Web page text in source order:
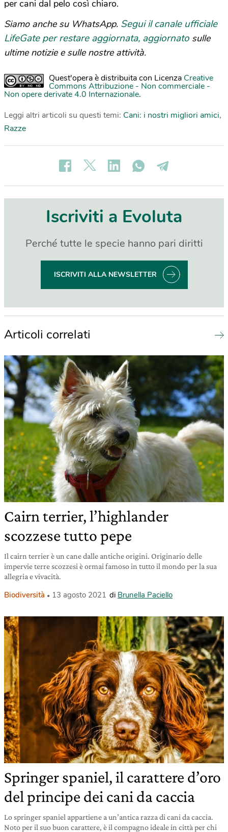
per cani dal pelo così chiaro.
Siamo anche su WhatsApp. Segui il canale ufficiale
LifeGate per restare aggiornata, aggiornato sulle
ultime notizie e sulle nostre attività.
Quest'opera è distribuita con Licenza Creative
Commons Attribuzione - Non commerciale -
Non opere derivate 4.0 Internazionale.
Leggi altri articoli su questi temi: Cani: i nostri migliori amici,
Razze
Iscriviti a Evoluta
Perché tutte le specie hanno pari diritti
ISCRIVITI ALLA NEWSLETTER
Articoli correlati
Cairn terrier, l’highlander
scozzese tutto pepe
Il cairn terrier è un cane dalle antiche origini. Originario delle
impervie terre scozzesi è ormai famoso in tutto il mondo per la sua
allegria e vivacità.
Biodiversità 13 agosto 2021 di Brunella Paciello
Springer spaniel, il carattere d’oro
del principe dei cani da caccia
Lo springer spaniel appartiene a un’antica razza di cani da caccia.
Noto per il suo buon carattere, è il compagno ideale in città per chi